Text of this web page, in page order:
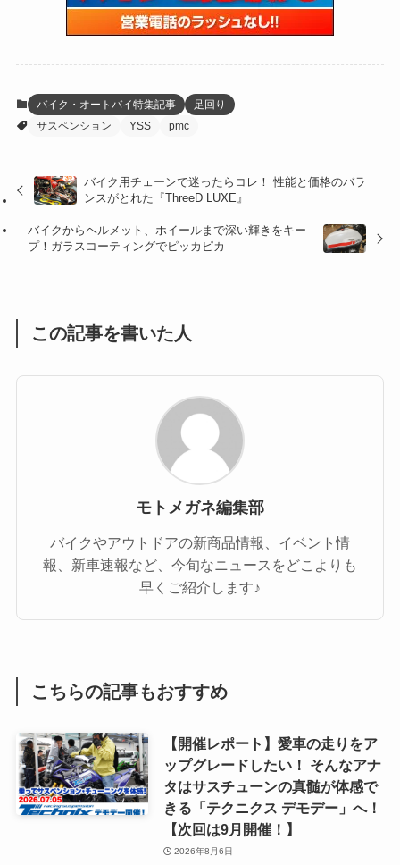
(109)
(5) (5)
(27)
(60)
(38)
(59)
(47)
(1)
(41)
(16)
(4)
(16)
(1)
バイク・オートバイ特集記事
足回り
サスペンション
YSS pmc
バイク用チェーンで迷ったらコレ！ 性能と価格のバラ
ンスがとれた『ThreeD LUXE』
バイクからヘルメット、ホイールまで深い輝きをキー
プ！ガラスコーティングでピッカピカ
この記事を書いた人
モトメガネ編集部
バイクやアウトドアの新商品情報、イベント情
報、新車速報など、今旬なニュースをどこよりも
早くご紹介します♪
こちらの記事もおすすめ
【開催レポート】愛車の走りをア
ップグレードしたい！ そんなアナ
タはサスチューンの真髄が体感で
きる「テクニクス デモデー」へ！
【次回は9月開催！】
2026年8月6日